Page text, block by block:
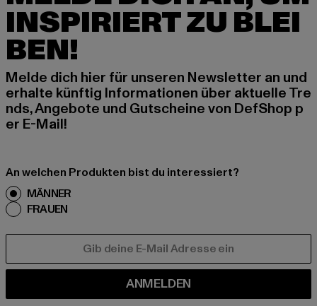
INSPIRIERT ZU BLEI
BEN!
Melde dich hier für unseren Newsletter an und
erhalte künftig Informationen über aktuelle Tre
nds, Angebote und Gutscheine von DefShop p
er E-Mail!
An welchen Produkten bist du interessiert?
MÄNNER
FRAUEN
ANMELDEN